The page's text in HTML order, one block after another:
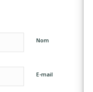
Nom
E-mail